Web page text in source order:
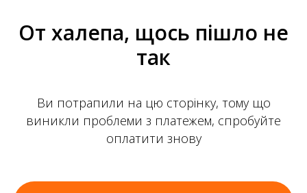
От халепа, щось пішло не
так
Ви потрапили на цю сторінку, тому що
виникли проблеми з платежем, спробуйте
оплатити знову